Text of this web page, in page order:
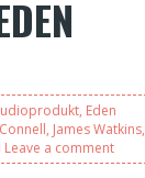
, Eden
, James Watkins,
Leave a comment